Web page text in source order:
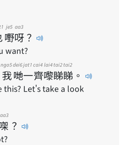
嘢
je5
呀
aa3
？
want?
我
ngo5
哋
dei6
一
jat1
齊
cai4
嚟
lai4
睇
tai2
睇
tai2
。
this? Let's take a look
？